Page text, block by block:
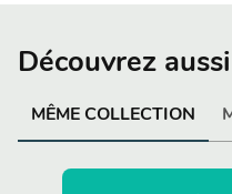
Découvrez aussi
MÊME COLLECTION